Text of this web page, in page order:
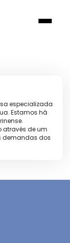
especializada
Estamos há
através de um
demandas dos